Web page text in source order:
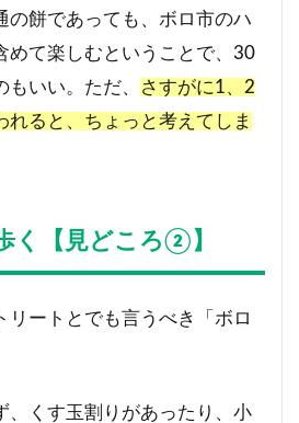
の餅であっても、ボロ市のハ
めて楽しむということで、30
いい。ただ、
さすがに1、2
れると、ちょっと考えてしま
く【見どころ②】
リートとでも言うべき「ボロ
、くす玉割りがあったり、小